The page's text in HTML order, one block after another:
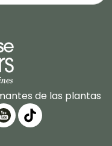
de las plantas